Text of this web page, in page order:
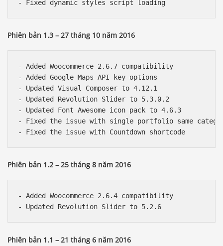
Phiên bản 1.3 – 27 tháng 10 năm 2016
- Added Woocommerce 2.6.7 compatibility
- Added Google Maps API key options
- Updated Visual Composer to 4.12.1
- Updated Revolution Slider to 5.3.0.2
- Updated Font Awesome icon pack to 4.6.3
- Fixed the issue with single portfolio same
Phiên bản 1.2 – 25 tháng 8 năm 2016
- Added Woocommerce 2.6.4 compatibility
Phiên bản 1.1 – 21 tháng 6 năm 2016